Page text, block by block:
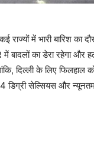
में भारी बारिश का
बादलों का डेरा रहेगा और
दिल्ली के लिए फिलहाल
डिग्री सेल्सियस और